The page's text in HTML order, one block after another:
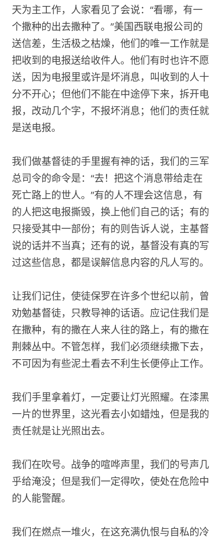
天为主工作，人家看见了会说：“看哪，有一
个撒种的出去撒种了。”美国西联电报公司的
送信差，生活极之枯燥，他们的唯一工作就是
把收到的电报送给收件人。他们有时也许不愿
送，因为电报里或许是坏消息，叫收到的人十
分不开心；但他们不能在中途停下来，拆开电
报，改动几个字，不报坏消息；他们的责任就
是送电报。
我们做基督徒的手里握有神的话，我们的三军
总司令的命令是：“去！把这个消息带给走在
死亡路上的世人。”有的人不理会这信息，有
的人把这电报撕毁，换上他们自己的话；有的
只接受其中一部份；有的则告诉人说，主基督
说的话并不当真；还有的说，基督没有真的写
过这些信息，都是误解信息内容的凡人写的。
让我们记住，使徒保罗在许多个世纪以前，曾
劝勉基督徒，只教导神的话语。应记住我们是
在撒种，有的撒在人来人往的路上，有的撒在
荆棘丛中。不管怎样，我们必须继续撒下去，
不可因为有些泥土看去不利生长便停止工作。
我们手里拿着灯，一定要让灯光照耀。在漆黑
一片的世界里，这光看去小如蜡烛，但是我的
责任就是让光照出去。
我们在吹号。战争的喧哗声里，我们的号声几
乎给淹没；但是我们一定得吹，使处在危险中
的人能警醒。
我们在燃点一堆火，在这充满仇恨与自私的冷